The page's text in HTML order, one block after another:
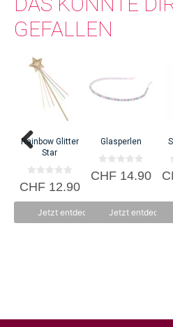
GEFALLEN
Rainbow Glitter
Star
0
v
CHF12.90
Jetzt entdecken
Glasperlen
0
v
CHF14.90
Jetzt entdecken
0
v